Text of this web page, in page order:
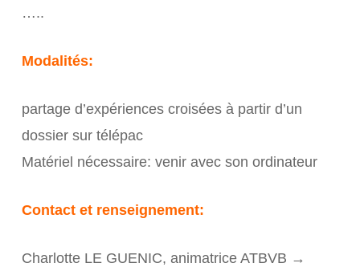
…..
Modalités:
partage d’expériences croisées à partir d’un
dossier sur télépac
Matériel nécessaire: venir avec son ordinateur
Contact et renseignement:
Charlotte LE GUENIC, animatrice ATBVB →